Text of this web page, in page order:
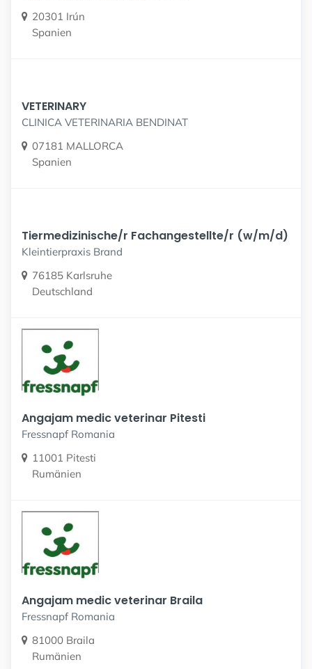
20301 Irún
Spanien
VETERINARY
CLINICA VETERINARIA BENDINAT
07181 MALLORCA
Spanien
Tiermedizinische/r Fachangestellte/r (w/m/d)
Kleintierpraxis Brand
76185 Karlsruhe
Deutschland
Angajam medic veterinar Pitesti
Fressnapf Romania
11001 Pitesti
Rumänien
Angajam medic veterinar Braila
Fressnapf Romania
81000 Braila
Rumänien